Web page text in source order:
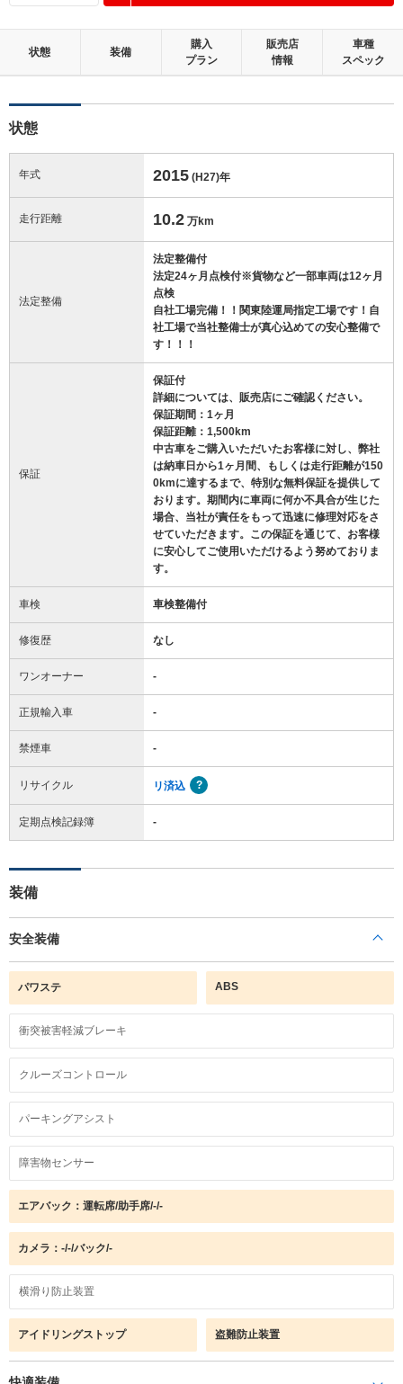
状態 装備
購入
プラン
販売店
情報
車種
スペック
状態
年式 2015 (H27)年
走行距離 10.2 万km
法定整備
法定整備付
法定24ヶ月点検付※貨物など一部車両は12ヶ月
点検
自社工場完備！！関東陸運局指定工場です！自
社工場で当社整備士が真心込めての安心整備で
す！！！
保証
保証付
詳細については、販売店にご確認ください。
保証期間：1ヶ月
保証距離：1,500km
中古車をご購入いただいたお客様に対し、弊社
は納車日から1ヶ月間、もしくは走行距離が150
0kmに達するまで、特別な無料保証を提供して
おります。期間内に車両に何か不具合が生じた
場合、当社が責任をもって迅速に修理対応をさ
せていただきます。この保証を通じて、お客様
に安心してご使用いただけるよう努めておりま
す。
車検 車検整備付
修復歴 なし
ワンオーナー -
正規輸入車 -
禁煙車 -
リサイクル リ済込
定期点検記録簿 -
装備
安全装備
パワステ ABS
衝突被害軽減ブレーキ
クルーズコントロール
パーキングアシスト
障害物センサー
エアバック：運転席/助手席/-/-
カメラ：-/-/バック/-
横滑り防止装置
アイドリングストップ 盗難防止装置